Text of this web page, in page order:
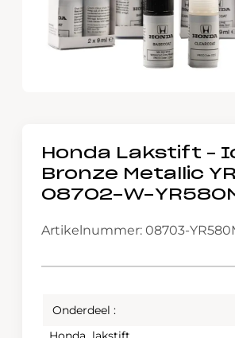
Honda Lakstift –
Bronze Metallic
08702-W-
Artikelnummer: 08703-
Onderdeel :